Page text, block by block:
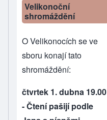
Velikonoční
shromáždění
O Velikonocích se ve
sboru konají tato
shromáždění:
čtvrtek 1. dubna 19.00
- Čtení pašijí podle